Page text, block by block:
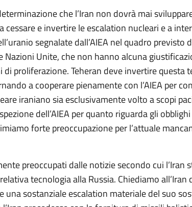
che l’Iran non dovrà mai
cessare e invertire le escalation nucleari e a
segnalate dall’AIEA nel quadro
Nazioni Unite, che non hanno alcuna
proliferazione. Teheran deve invertire questa
a cooperare pienamente con l’AIEA per
iraniano sia esclusivamente volto a scopi
dell’AIEA per quanto riguarda gli
forte preoccupazione per l’attuale
preoccupati dalle notizie secondo cui l’Iran
tecnologia alla Russia. Chiediamo
una sostanziale escalation materiale del suo